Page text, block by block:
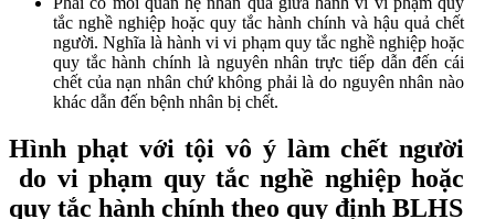
tắc nghề nghiệp hoặc quy tắc hành chính và hậu quả chết
người. Nghĩa là hành vi vi phạm quy tắc nghề nghiệp hoặc
quy tắc hành chính là nguyên nhân trực tiếp dẫn đến cái
chết của nạn nhân chứ không phải là do nguyên nhân nào
khác dẫn đến bệnh nhân bị chết.
Hình phạt với tội vô ý làm chết người
do vi phạm quy tắc nghề nghiệp hoặc
quy tắc hành chính theo quy định BLHS